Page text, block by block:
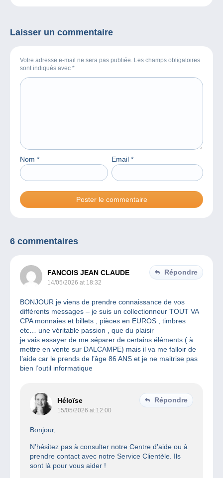
Laisser un commentaire
Votre adresse e-mail ne sera pas publiée. Les champs obligatoires
sont indiqués avec *
Nom * Email *
6 commentaires
FANCOIS JEAN CLAUDE
14/05/2026 at 18:32
Répondre
BONJOUR je viens de prendre connaissance de vos
différents messages – je suis un collectionneur TOUT VA
CPA monnaies et billets , pièces en EUROS , timbres
etc… une véritable passion , que du plaisir
je vais essayer de me séparer de certains éléments ( à
mettre en vente sur DALCAMPE) mais il va me falloir de
l’aide car le prends de l’âge 86 ANS et je ne maitrise pas
bien l’outil informatique
Héloïse
15/05/2026 at 12:00
Répondre
Bonjour,
N’hésitez pas à consulter notre Centre d’aide ou à
prendre contact avec notre Service Clientèle. Ils
sont là pour vous aider !